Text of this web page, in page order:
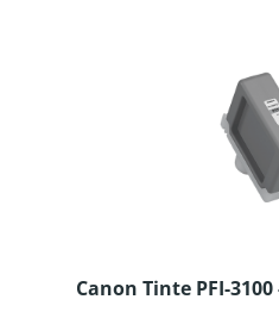
Canon Tinte PFI-